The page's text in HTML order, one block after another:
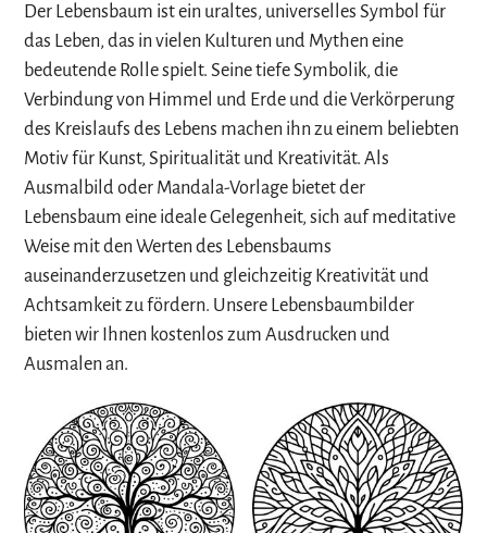
Der Lebensbaum ist ein uraltes, universelles Symbol für
das Leben, das in vielen Kulturen und Mythen eine
bedeutende Rolle spielt. Seine tiefe Symbolik, die
Verbindung von Himmel und Erde und die Verkörperung
des Kreislaufs des Lebens machen ihn zu einem beliebten
Motiv für Kunst, Spiritualität und Kreativität. Als
Ausmalbild oder Mandala-Vorlage bietet der
Lebensbaum eine ideale Gelegenheit, sich auf meditative
Weise mit den Werten des Lebensbaums
auseinanderzusetzen und gleichzeitig Kreativität und
Achtsamkeit zu fördern. Unsere Lebensbaumbilder
bieten wir Ihnen kostenlos zum Ausdrucken und
Ausmalen an.